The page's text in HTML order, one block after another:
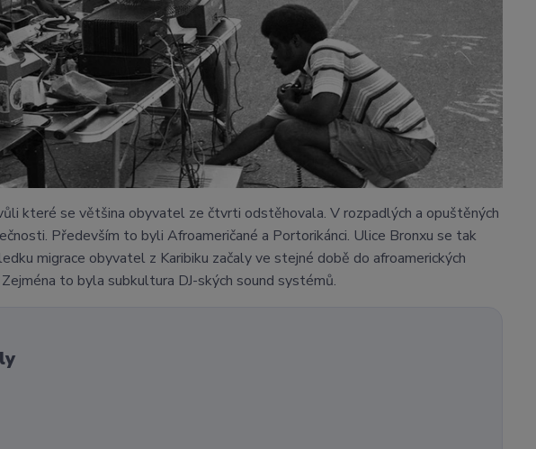
které se většina obyvatel ze čtvrti odstěhovala. V rozpadlých a opuštěných
Především to byli Afroameričané a Portorikánci. Ulice Bronxu se tak
migrace obyvatel z Karibiku začaly ve stejné době do afroamerických
to byla subkultura DJ-ských sound systémů.